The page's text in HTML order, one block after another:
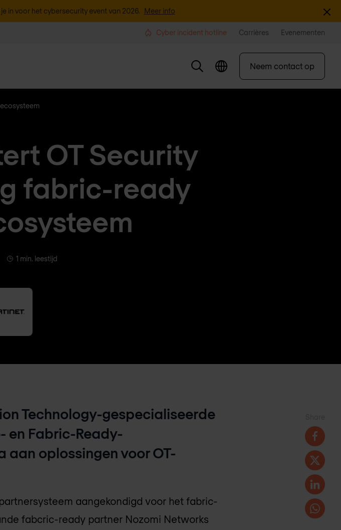
in voor het cybersecurity event van 2026. Meer info
Cyber incident hotline Carrières Evenementen
Neem contact op
OT Security
fabric-ready
1 min. leestijd
Technology-gespecialiseerde
en Fabric-Ready-
oplossingen voor OT-
aangekondigd voor het fabric-
fabcric-ready partner Nozomi Networks